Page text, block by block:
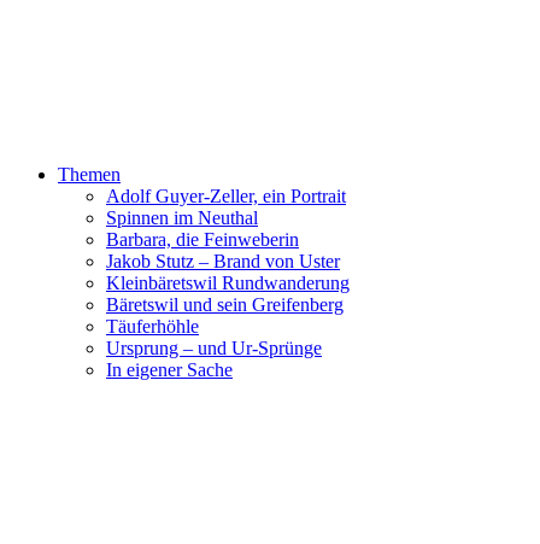
Themen
Adolf Guyer-Zeller, ein Portrait
Spinnen im Neuthal
Barbara, die Feinweberin
Jakob Stutz – Brand von Uster
Kleinbäretswil Rundwanderung
Bäretswil und sein Greifenberg
Täuferhöhle
Ursprung – und Ur-Sprünge
In eigener Sache